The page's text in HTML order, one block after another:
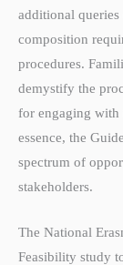
additional
composition
procedures.
demystify the
for engaging with
essence, the
spectrum of
stakeholders.
The National
Feasibility study